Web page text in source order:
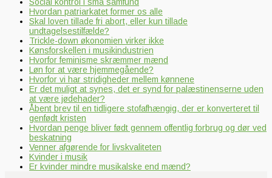
Hvordan patriarkatet former os alle
Skal loven tillade fri abort, eller kun tillade
undtagelsestilfælde?
Trickle-down økonomien virker ikke
Kønsforskellen i musikindustrien
Hvorfor feminisme skræmmer mænd
Løn for at være hjemmegående?
Hvorfor vi har stridigheder mellem kønnene
Er det muligt at synes, det er synd for palæstinenserne uden
at være jødehader?
Åbent brev til en tidligere stofafhængig, der er konverteret til
genfødt kristen
Hvordan penge bliver født gennem offentlig forbrug og dør ved
beskatning
Venner afgørende for livskvaliteten
Kvinder i musik
Er kvinder mindre musikalske end mænd?